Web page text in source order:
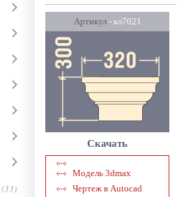
(33)
Артикул- кл7021
Скачать
Модель 3dmax
Чертеж в Autocad